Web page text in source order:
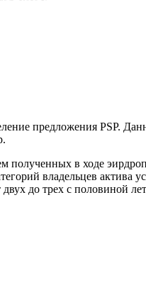
предложения PSP.
полученных в ходе
владельцев актива
до трех с половиной